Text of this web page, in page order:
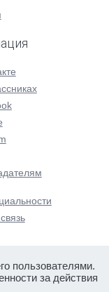
пользователями.
за действия